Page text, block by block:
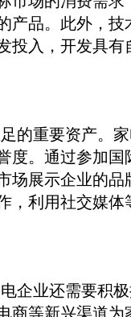
产品。此外，技
投入，开发具
的重要资产。
度。通过参加国
场展示企业的品
，利用社交媒
企业还需要积
商等新兴渠道为